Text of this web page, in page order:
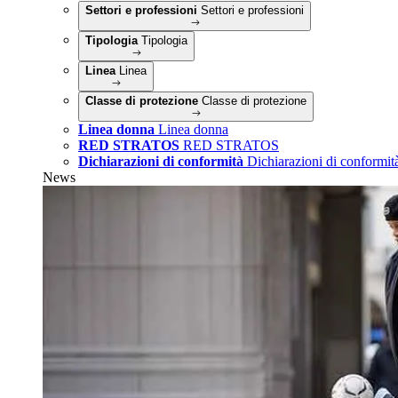
Settori e professioni Settori e professioni
Tipologia Tipologia
Linea Linea
Classe di protezione Classe di protezione
Linea donna Linea donna
RED STRATOS RED STRATOS
Dichiarazioni di conformità Dichiarazioni di
News